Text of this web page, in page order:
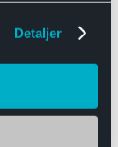
Detaljer